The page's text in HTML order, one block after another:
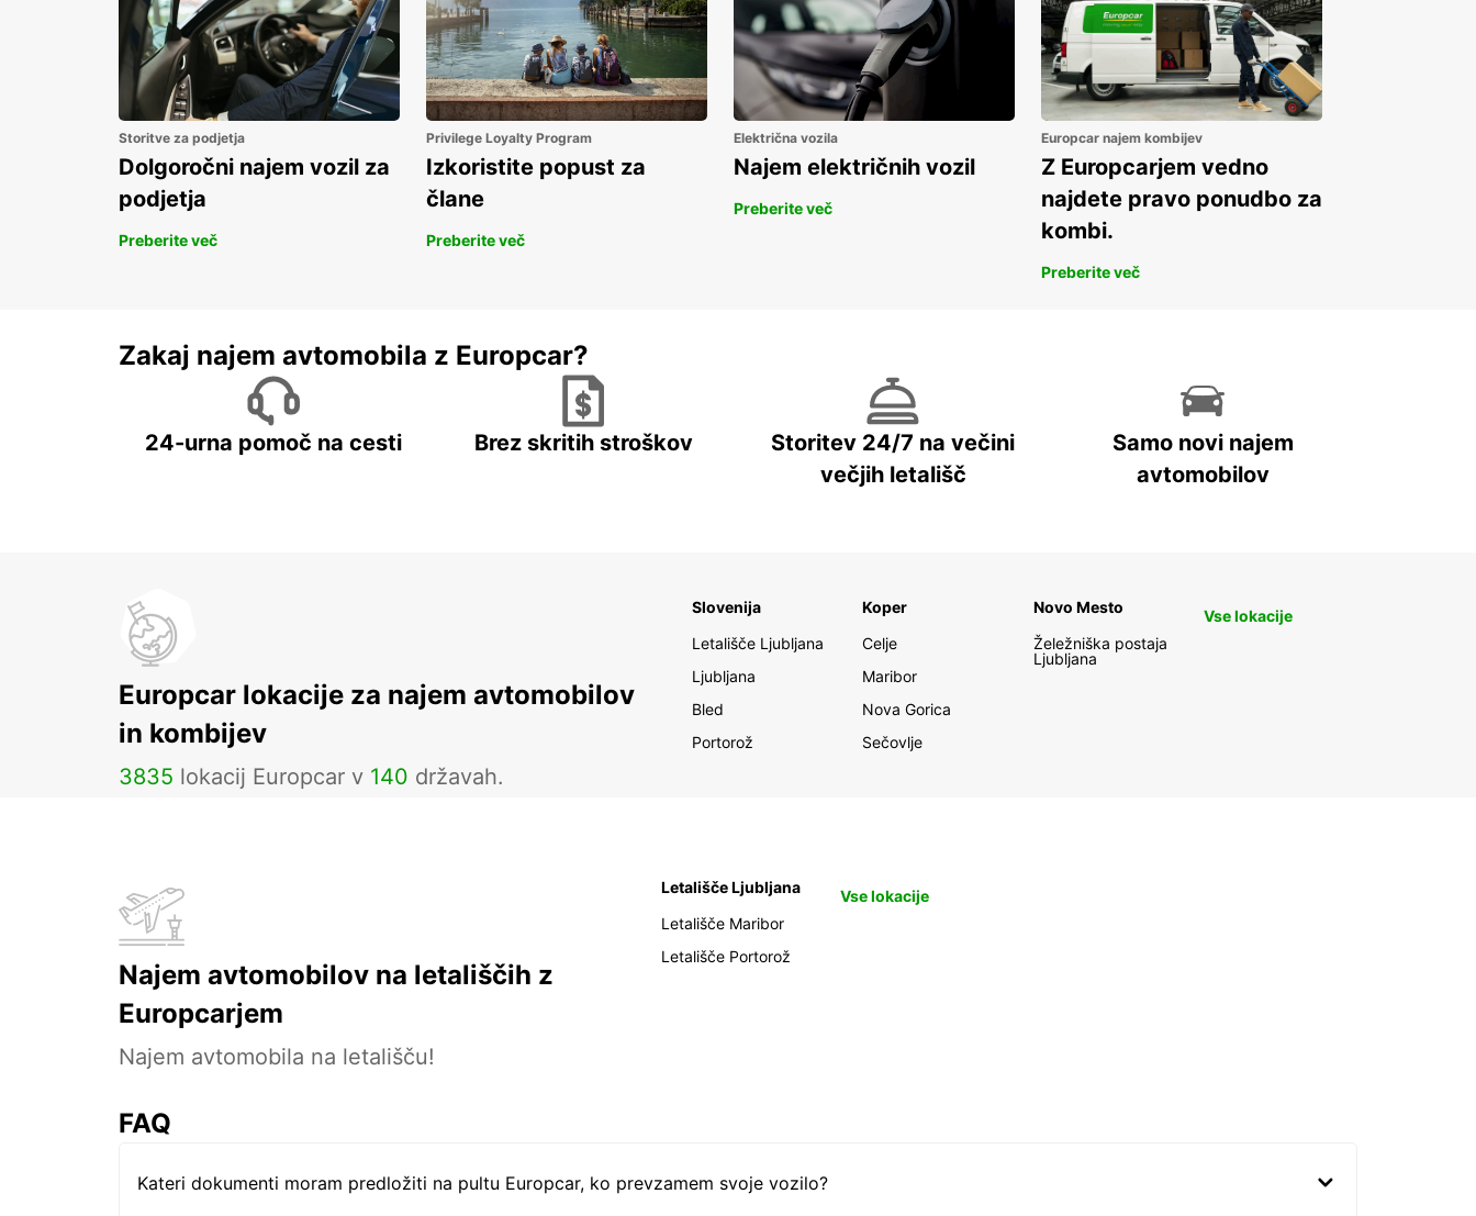
Storitve za podjetja
Dolgoročni najem vozil za
podjetja
Preberite več
Privilege Loyalty Program
Izkoristite popust za
člane
Preberite več
Električna vozila
Najem električnih vozil
Preberite več
Europcar najem kombijev
Z Europcarjem vedno
najdete pravo ponudbo za
kombi.
Preberite več
Zakaj najem avtomobila z Europcar?
24-urna pomoč na cesti Brez skritih stroškov
Storitev 24/7 na večini
večjih letališč
Samo novi najem
avtomobilov
Europcar lokacije za najem avtomobilov
in kombijev
3835 lokacij Europcar v 140 državah.
Slovenija
Letališče Ljubljana
Ljubljana
Bled
Portorož
Koper
Celje
Maribor
Nova Gorica
Sečovlje
Novo Mesto
Želežniška postaja
Ljubljana
Vse lokacije
Najem avtomobilov na letališčih z
Europcarjem
Najem avtomobila na letališču!
Letališče Ljubljana
Letališče Maribor
Letališče Portorož
Vse lokacije
FAQ
Kateri dokumenti moram predložiti na pultu Europcar, ko prevzamem svoje vozilo?